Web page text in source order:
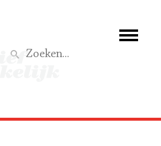
Wat we doen